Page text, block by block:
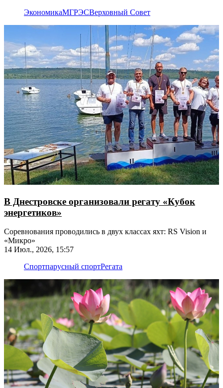
ЭкономикаМГРЭСВерховный Совет
В Днестровске организовали регату «Кубок
энергетиков»
Соревнования проводились в двух классах яхт: RS Vision и
«Микро»
14 Июл., 2026, 15:57
Спортпарусный спортРегата